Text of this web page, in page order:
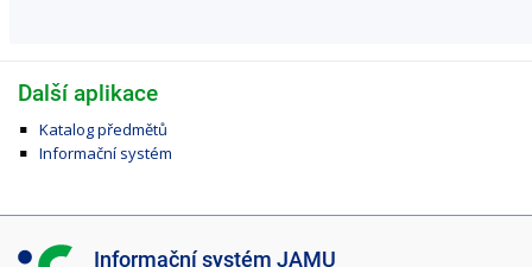
Další aplikace
Katalog předmětů
Informační systém
I Informační systém JAMU